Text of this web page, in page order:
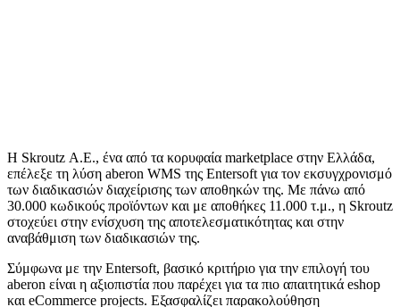
Η Skroutz Α.Ε., ένα από τα κορυφαία marketplace στην Ελλάδα,
επέλεξε τη λύση aberon WMS της Entersoft για τον εκσυγχρονισμό
των διαδικασιών διαχείρισης των αποθηκών της. Με πάνω από
30.000 κωδικούς προϊόντων και με αποθήκες 11.000 τ.μ., η Skroutz
στοχεύει στην ενίσχυση της αποτελεσματικότητας και στην
αναβάθμιση των διαδικασιών της.
Σύμφωνα με την Entersoft, βασικό κριτήριο για την επιλογή του
aberon είναι η αξιοπιστία που παρέχει για τα πιο απαιτητικά eshop
και eCommerce projects. Εξασφαλίζει παρακολούθηση